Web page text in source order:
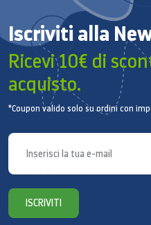
tutto un altro scatto,
mantieni l’immagine
Dietro ogni scatto opera
adattamento dei pixel,
foto vivaci e nitide da
condizione di luminosità.
Iscriviti alla
Ricevi 10€ di
acquisto.
*Coupon valido solo su ordini con
ISCRIVITI